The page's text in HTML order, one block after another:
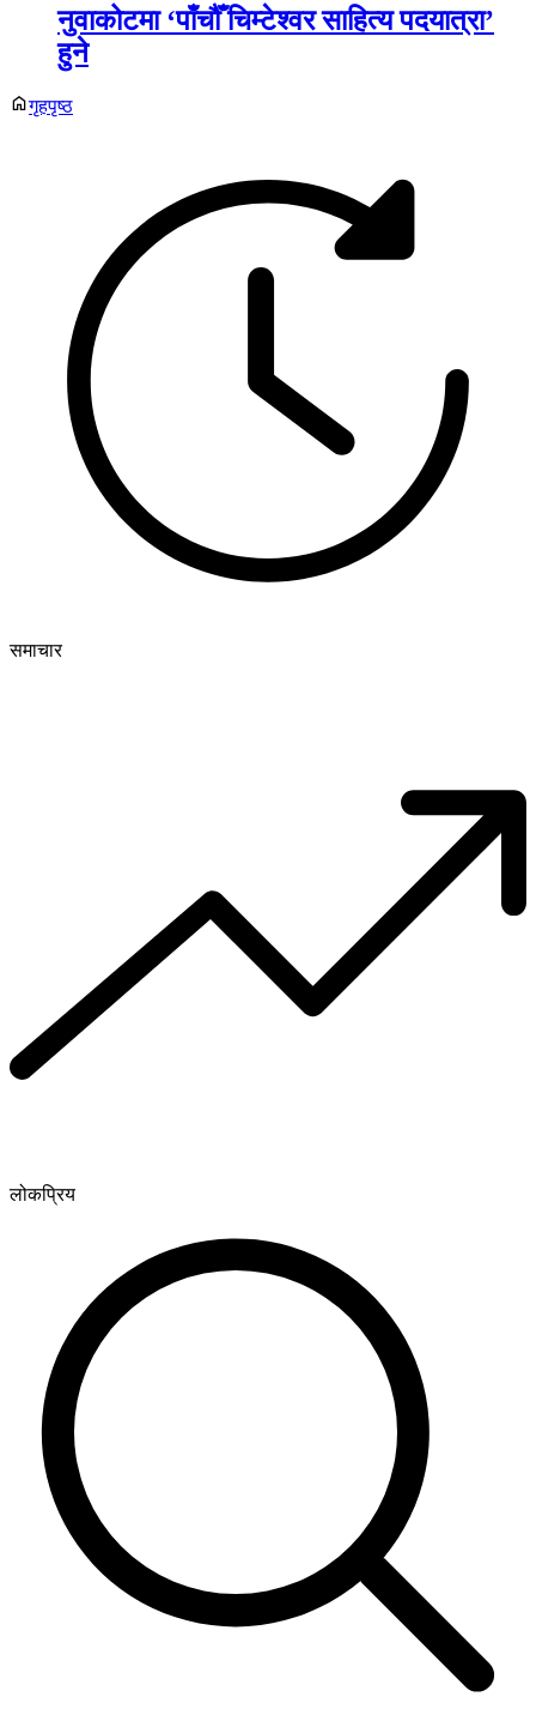
नुवाकोटमा ‘पाँचौँ चिम्टेश्वर साहित्य पदयात्रा’
हुने
गृहपृष्ठ
समाचार
लोकप्रिय